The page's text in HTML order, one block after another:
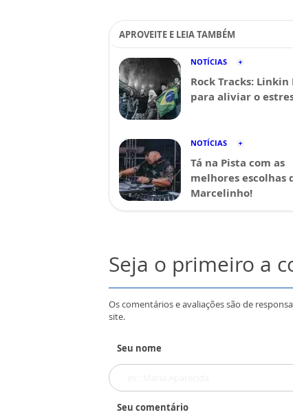
APROVEITE E LEIA TAMBÉM
NOTÍCIAS
Rock Tracks: Linkin
para aliviar o
NOTÍCIAS
Tá na Pista com as
melhores escolhas
Marcelinho!
Seja o primeiro a
Os comentários e avaliações são de
site.
Seu nome
Seu comentário